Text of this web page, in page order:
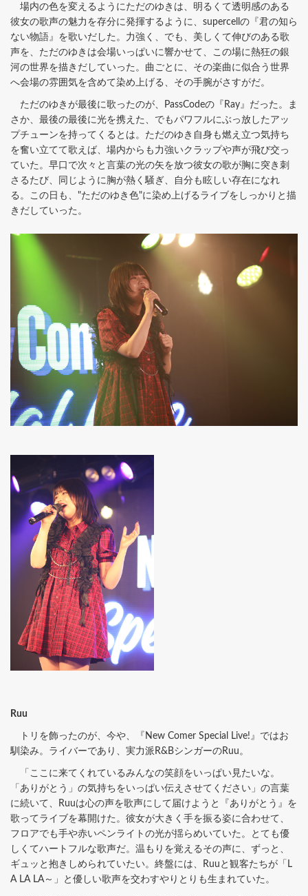
場内の色を変えるようにただのゆきは、明るくて透明感のある
彼女の歌声の魅力を存分に発揮するように、supercellの『君の知ら
ない物語』を歌いだした。力強く、でも、美しくて伸びのある歌
声を、ただのゆきは会場いっぱいに響かせて、この場に熱狂の銀
河の世界を描きだしていった。曲ごとに、その楽曲に似合う世界
へ会場の雰囲気を含めて染め上げる、その手腕がさすがだ。
ただのゆきが最後に歌ったのが、PassCodeの『Ray』だった。ま
さか、最後の最後に光を携えた、でもパワフルにぶっ放したアッ
プチューンを持ってくるとは。ただのゆき自身も燃え立つ気持ち
を奮い立てて歌えば、場内からも力強いクラップや声が飛び交っ
ていた。早口で次々と言葉の光の矢を放つ彼女の歌が胸に突き刺
さるたび、同じように胸が熱く騒ぎ、自分も眩しい存在になれ
る。この日も、"ただのゆき色"に染め上げるライブをしっかりと描
きだしていった。
Ruu
トリを飾ったのが、今や、『New Comer Special Live!』ではお
馴染み。ライバーであり、実力派R&BシンガーのRuu。
「ここに来てくれているみんなの笑顔をいっぱい見たいな。
「ありがとう」の気持ちをいっぱい伝えさせてください」の言葉
に続いて、Ruuは心の声を歌声にして届けようと『ありがとう』を
歌ってライブを幕開けた。彼女が大きく手を振る姿に合わせて、
フロアでも手や赤いペンライトの光が揺らめいていた。とても優
しくてハートフルな歌声だ。温もりを覚えるその声に、ずっと、
ギュッと抱きしめられていたい。終盤には、Ruuと観客たちが「L
A LA LA～」と優しい歌声を交わすやりとりも生まれていた。